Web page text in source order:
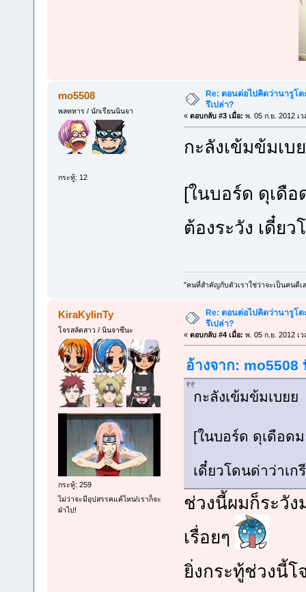
mo5508
พลทหาร / นักเรียนนินจา
กระทู้: 12
Re: ตอนต่อไปคิดว่านารูโ
รึเปล่า?
« ตอบกลับ #3 เมื่อ: พ. 05 ก.ย. 2012 เ
กะลังเข้มข้มเบ
[ในบอร์ด ดุเดื
ต้องระวัง เดี๋ย
"คนที่สำคัญกับตัวเราใช่ว่าจะเป็นคนดีเ
KiraKylinTy
โจรสลัดสาว / นินจาซึนะ
กระทู้: 259
ไม่ว่าจะมีอุปสรรคแค้ไหน!เราก็จะ
ฝ่าไป!
Re: ตอนต่อไปคิดว่านารูโต
รึเปล่า?
« ตอบกลับ #4 เมื่อ: พ. 05 ก.ย. 2012 เ
อ้างจาก: mo5508
กะลังเข้มข้มเบยย
[ในบอร์ด ดุเดือด
เดี๋ยวโดนด่าว่าเก
ช่วงนี้ผมก็ระวั
เรื่อยๆ
ยิ่งกระทู้ช่วงนี้